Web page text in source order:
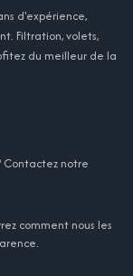
d'expérience,
Filtration, volets,
du meilleur de la
Contactez notre
comment nous les